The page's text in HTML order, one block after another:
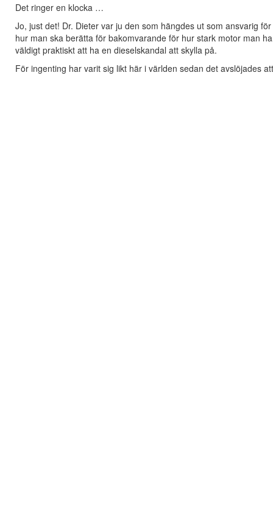
Det ringer en klocka …
Jo, just det! Dr. Dieter var ju den som hängdes ut som ansvarig för
hur man ska berätta för bakomvarande för hur stark motor man
väldigt praktiskt att ha en dieselskandal att skylla på.
För ingenting har varit sig likt här i världen sedan det avslöjades